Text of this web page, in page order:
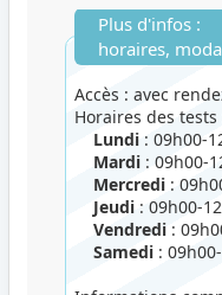
Plus d'infos :
horaires,
Accès : avec
Horaires des tests
Lundi : 09h00-
Mardi : 09h00-
Mercredi :
Jeudi : 09h00-
Vendredi :
Samedi :